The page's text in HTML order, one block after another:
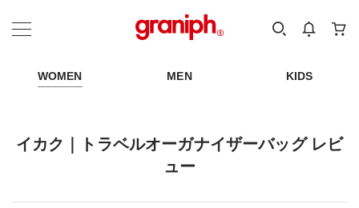
カテゴリーから探す
WOMEN MEN KIDS
イカク｜トラベルオーガナイザーバッグ レビ
ュー